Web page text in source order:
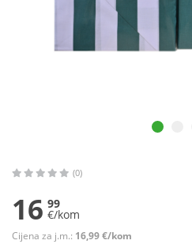
(0)
16 99
€/kom
Cijena za j.m.: 16,99 €/kom